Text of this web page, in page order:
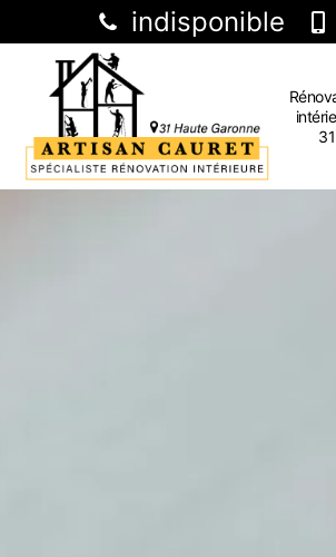
indisponible
31